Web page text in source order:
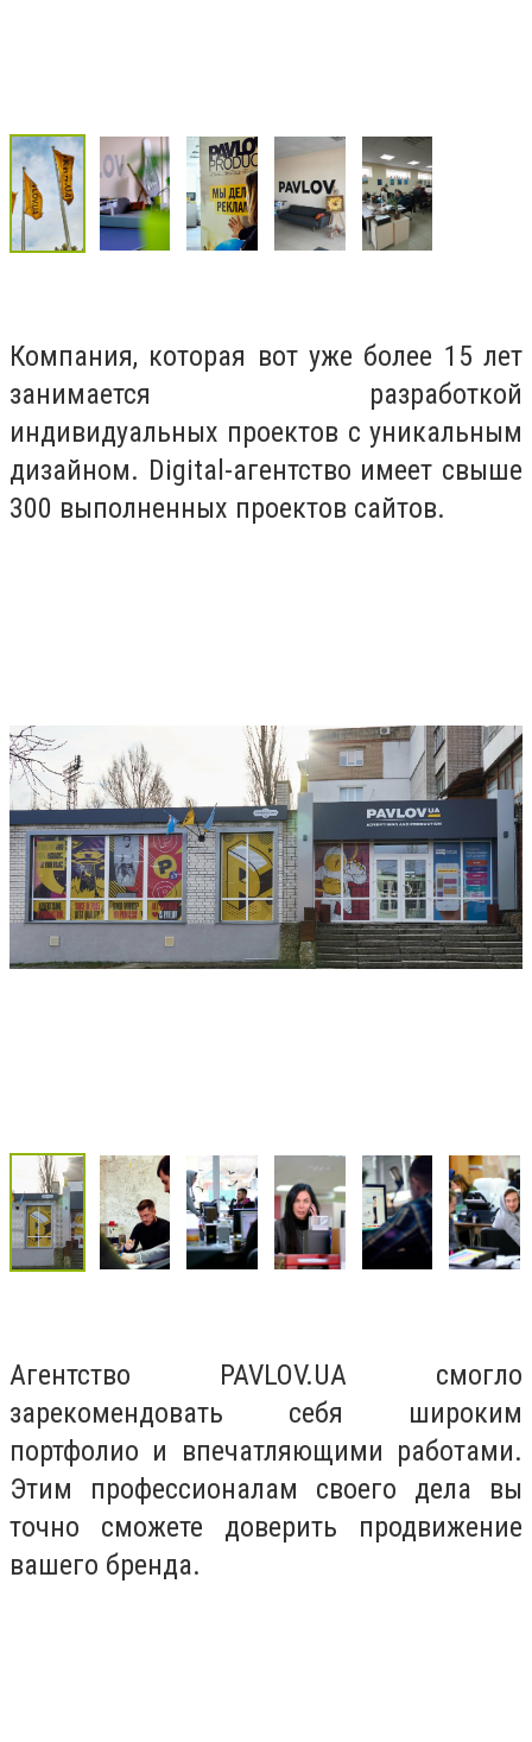
Компания, которая вот уже более 15 лет
занимается разработкой
индивидуальных проектов с уникальным
дизайном. Digital-агентство имеет свыше
300 выполненных проектов сайтов.
Агентство PAVLOV.UA смогло
зарекомендовать себя широким
портфолио и впечатляющими работами.
Этим профессионалам своего дела вы
точно сможете доверить продвижение
вашего бренда.